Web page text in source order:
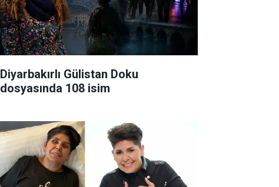
Diyarbakırlı Gülistan Doku
dosyasında 108 isim